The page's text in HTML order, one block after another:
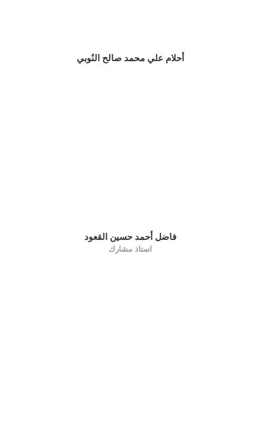
أحلام علي محمد صالح النُوبي
فاضل أحمد حسين القعود
استاذ مشارك